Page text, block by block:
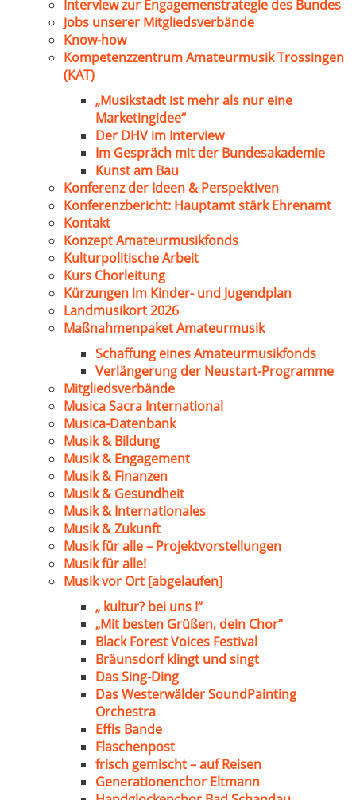
Interview zur Engagemenstrategie des Bundes
Jobs unserer Mitgliedsverbände
Know-how
Kompetenzzentrum Amateurmusik Trossingen
(KAT)
„Musikstadt ist mehr als nur eine
Marketingidee“
Der DHV im Interview
Im Gespräch mit der Bundesakademie
Kunst am Bau
Konferenz der Ideen & Perspektiven
Konferenzbericht: Hauptamt stärk Ehrenamt
Kontakt
Konzept Amateurmusikfonds
Kulturpolitische Arbeit
Kurs Chorleitung
Kürzungen im Kinder- und Jugendplan
Landmusikort 2026
Maßnahmenpaket Amateurmusik
Schaffung eines Amateurmusikfonds
Verlängerung der Neustart-Programme
Mitgliedsverbände
Musica Sacra International
Musica-Datenbank
Musik & Bildung
Musik & Engagement
Musik & Finanzen
Musik & Gesundheit
Musik & Internationales
Musik & Zukunft
Musik für alle – Projektvorstellungen
Musik für alle!
Musik vor Ort [abgelaufen]
„ kultur? bei uns !“
„Mit besten Grüßen, dein Chor“
Black Forest Voices Festival
Bräunsdorf klingt und singt
Das Sing-Ding
Das Westerwälder SoundPainting
Orchestra
Effis Bande
Flaschenpost
frisch gemischt – auf Reisen
Generationenchor Eltmann